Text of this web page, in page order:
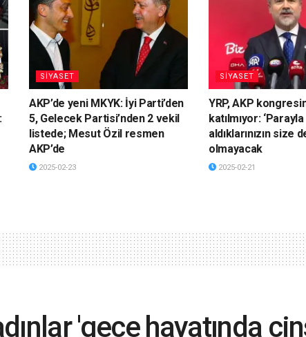
SİYASET
AKP’de yeni MKYK: İyi Parti’den
5, Gelecek Partisi’nden 2 vekil
listede; Mesut Özil resmen
AKP’de
2025-02-23
SİYASET
YRP, AKP
katılmıyor: ‘Parayla
aldıklarınızın size
olmayacak
2025-02-21
'gece hayatında